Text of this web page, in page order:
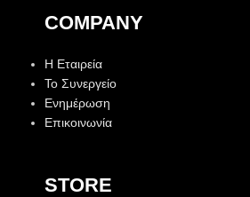
COMPANY
Η Εταιρεία
Το Συνεργείο
Ενημέρωση
Επικοινωνία
STORE